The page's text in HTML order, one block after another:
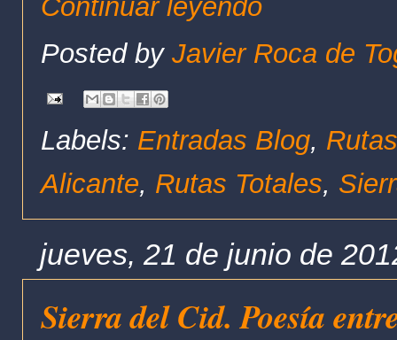
Continuar leyendo
Posted by Javier Roca de
Labels: Entradas Blog,
Alicante, Rutas Totales,
jueves, 21 de junio de
Sierra del Cid. Poesía